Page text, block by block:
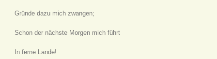
Gründe dazu mich zwangen;
Schon der nächste Morgen mich führt
In ferne Lande!